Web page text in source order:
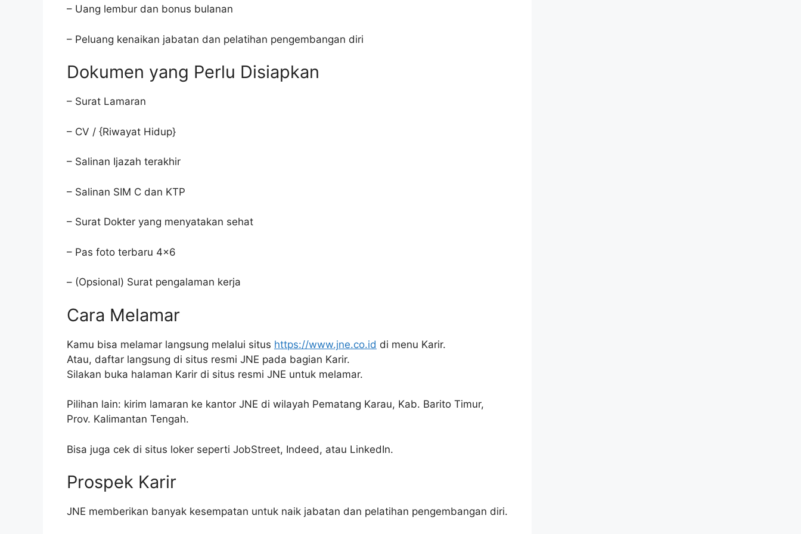
– Uang lembur dan bonus bulanan
– Peluang kenaikan jabatan dan pelatihan pengembangan diri
Dokumen yang Perlu Disiapkan
– Surat Lamaran
– CV / {Riwayat Hidup}
– Salinan Ijazah terakhir
– Salinan SIM C dan KTP
– Surat Dokter yang menyatakan sehat
– Pas foto terbaru 4×6
– (Opsional) Surat pengalaman kerja
Cara Melamar
Kamu bisa melamar langsung melalui situs https://www.jne.co.id di menu Karir.
Atau, daftar langsung di situs resmi JNE pada bagian Karir.
Silakan buka halaman Karir di situs resmi JNE untuk melamar.
Pilihan lain: kirim lamaran ke kantor JNE di wilayah Pematang Karau, Kab. Barito Timur,
Prov. Kalimantan Tengah.
Bisa juga cek di situs loker seperti JobStreet, Indeed, atau LinkedIn.
Prospek Karir
JNE memberikan banyak kesempatan untuk naik jabatan dan pelatihan pengembangan diri.